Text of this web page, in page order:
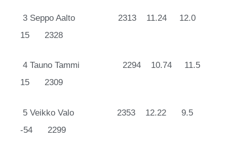
3 Seppo Aalto 2313 11.24 12.0
15 2328
4 Tauno Tammi 2294 10.74 11.5
15 2309
5 Veikko Valo 2353 12.22 9.5
-54 2299